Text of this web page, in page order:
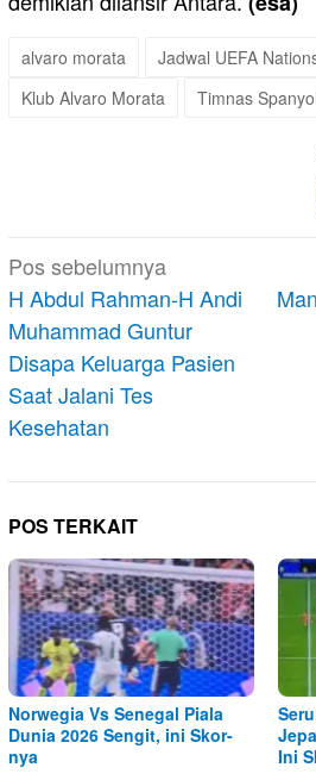
alvaro morata
Jadwal UEFA
Klub Alvaro Morata
Timnas Spanyol
Navigasi
pos
Pos sebelumnya
H Abdul Rahman-H Andi
Muhammad Guntur
Disapa Keluarga Pasien
Saat Jalani Tes
Kesehatan
POS TERKAIT
Norwegia Vs Senegal Piala
Dunia 2026 Sengit, ini Skor-
nya
Ini